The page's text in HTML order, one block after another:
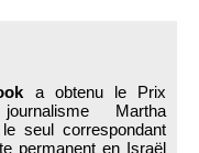
a obtenu le Prix
Martha
seul correspondant
permanent en Israël